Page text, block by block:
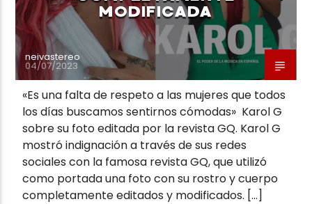
MODIFICADA
neivastereo
04/07/2023
«Es una falta de respeto a las mujeres que todos
los días buscamos sentirnos cómodas» Karol G
sobre su foto editada por la revista GQ. Karol G
mostró indignación a través de sus redes
sociales con la famosa revista GQ, que utilizó
como portada una foto con su rostro y cuerpo
completamente editados y modificados. […]